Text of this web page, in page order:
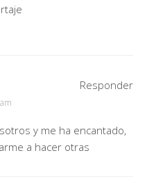
y me ha encantado,
a hacer otras
Responder